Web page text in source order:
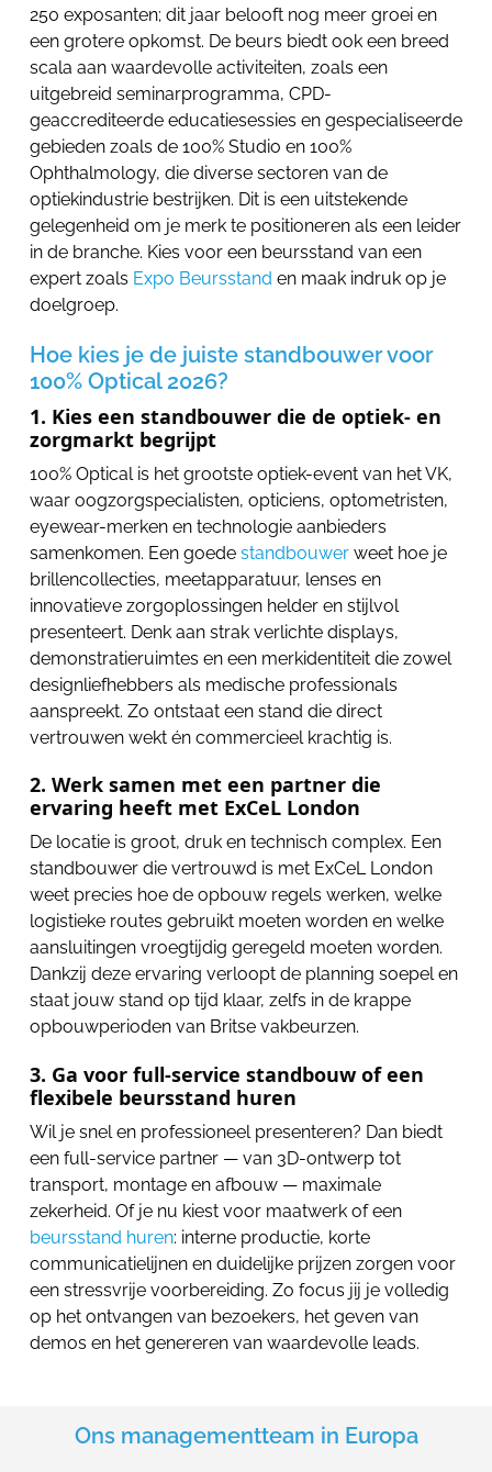
250 exposanten; dit jaar belooft nog meer groei en
een grotere opkomst. De beurs biedt ook een breed
scala aan waardevolle activiteiten, zoals een
uitgebreid seminarprogramma, CPD-
geaccrediteerde educatiesessies en gespecialiseerde
gebieden zoals de 100% Studio en 100%
Ophthalmology, die diverse sectoren van de
optiekindustrie bestrijken. Dit is een uitstekende
gelegenheid om je merk te positioneren als een leider
in de branche. Kies voor een beursstand van een
expert zoals Expo Beursstand en maak indruk op je
doelgroep.
Hoe kies je de juiste standbouwer voor
100% Optical 2026?
1. Kies een standbouwer die de optiek- en
zorgmarkt begrijpt
100% Optical is het grootste optiek-event van het VK,
waar oogzorgspecialisten, opticiens, optometristen,
eyewear-merken en technologie aanbieders
samenkomen. Een goede standbouwer weet hoe je
brillencollecties, meetapparatuur, lenses en
innovatieve zorgoplossingen helder en stijlvol
presenteert. Denk aan strak verlichte displays,
demonstratieruimtes en een merkidentiteit die zowel
designliefhebbers als medische professionals
aanspreekt. Zo ontstaat een stand die direct
vertrouwen wekt én commercieel krachtig is.
2. Werk samen met een partner die
ervaring heeft met ExCeL London
De locatie is groot, druk en technisch complex. Een
standbouwer die vertrouwd is met ExCeL London
weet precies hoe de opbouw regels werken, welke
logistieke routes gebruikt moeten worden en welke
aansluitingen vroegtijdig geregeld moeten worden.
Dankzij deze ervaring verloopt de planning soepel en
staat jouw stand op tijd klaar, zelfs in de krappe
opbouwperioden van Britse vakbeurzen.
3. Ga voor full-service standbouw of een
flexibele beursstand huren
Wil je snel en professioneel presenteren? Dan biedt
een full-service partner — van 3D-ontwerp tot
transport, montage en afbouw — maximale
zekerheid. Of je nu kiest voor maatwerk of een
beursstand huren: interne productie, korte
communicatielijnen en duidelijke prijzen zorgen voor
een stressvrije voorbereiding. Zo focus jij je volledig
op het ontvangen van bezoekers, het geven van
demos en het genereren van waardevolle leads.
Ons managementteam in Europa